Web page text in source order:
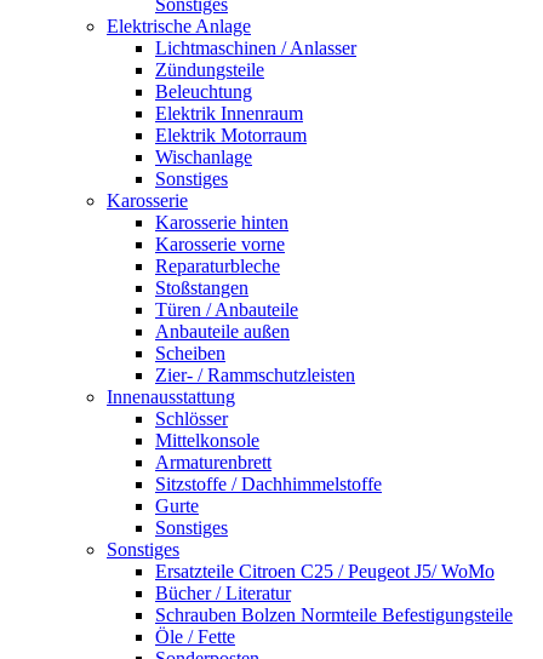
Elektrische Anlage
Lichtmaschinen / Anlasser
Zündungsteile
Beleuchtung
Elektrik Innenraum
Elektrik Motorraum
Wischanlage
Sonstiges
Karosserie
Karosserie hinten
Karosserie vorne
Reparaturbleche
Stoßstangen
Türen / Anbauteile
Anbauteile außen
Scheiben
Zier- / Rammschutzleisten
Innenausstattung
Schlösser
Mittelkonsole
Armaturenbrett
Sitzstoffe / Dachhimmelstoffe
Gurte
Sonstiges
Sonstiges
Ersatzteile Citroen C25 / Peugeot J5/ WoMo
Bücher / Literatur
Schrauben Bolzen Normteile Befestigungsteile
Öle / Fette